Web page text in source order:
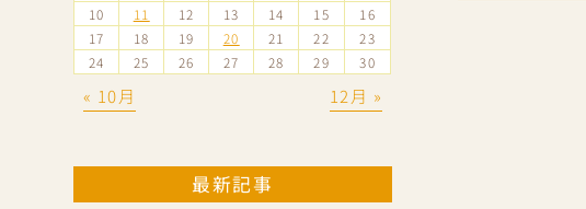
10
11 12 13 14 15
16
17
18 19 20 21 22
23
24
25 26 27 28 29 30
« 10月 12月 »
最新記事